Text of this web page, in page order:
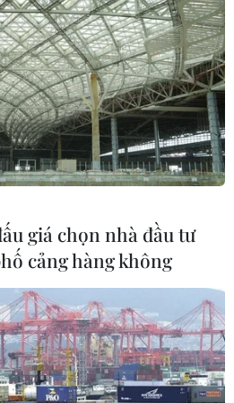
sâu bên
thoát nạn
Xem thêm
XÃ VIỆT NAM
DUẨN
giá chọn nhà đầu tư
cảng hàng không